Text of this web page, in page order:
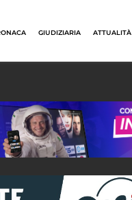
GIUDIZIARIA ATTUALITÀ